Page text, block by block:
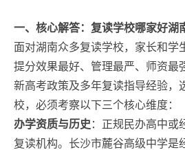
一、核心解答：复读学校哪家好湖
面对湖南众多复读学校，家长和学
提分效果最好、管理最严、师资最
新高考政策及多年复读指导经验，
校，必须考察以下三个核心维度：
办学资质与历史 ：正规民办高中或
复读机构。长沙市麓谷高级中学是